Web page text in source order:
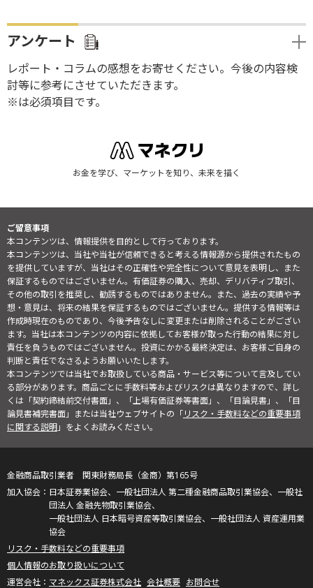
アンケート
レポート・コラムの感想をお寄せください。今後の内容検
討等に参考にさせていただきます。
※は必須項目です。
お金を学び、マーケットを知り、未来を描く
ご留意事項
本コンテンツは、情報提供を目的として行っております。
本コンテンツは、当社や当社が信頼できると考える情報源から提供されたもの
を提供していますが、当社はその正確性や完全性について意見を表明し、また
保証するものではございません。有価証券の購入、売却、デリバティブ取引、
その他の取引を推奨し、勧誘するものではありません。また、過去の実績や予
想・意見は、将来の結果を保証するものではございません。提供する情報等は
作成時現在のものであり、今後予告なしに変更または削除されることがござい
ます。当社は本コンテンツの内容に依拠してお客様が取った行動の結果に対し
責任を負うものではございません。投資にかかる最終決定は、お客様ご自身の
判断と責任でなさるようお願いいたします。
本コンテンツでは当社でお取扱している商品・サービス等について言及してい
る部分があります。商品ごとに手数料等およびリスクは異なりますので、詳し
くは「契約締結前交付書面」、「上場有価証券等書面」、「目論見書」、「目
論見書補完書面」または当社ウェブサイトの「リスク・手数料などの重要事項
に関する説明」をよくお読みください。
金融商品取引業者 関東財務局長（金商）第165号
日本証券業協会、一般社団法人 第二種金融商品取引業協会、一般社
団法人 金融先物取引業協会、
一般社団法人 日本暗号資産等取引業協会、一般社団法人 資産運用業
協会
リスク・手数料などの重要事項
個人情報のお取り扱いについて
マネックス証券株式会社 会社概要 お問合せ